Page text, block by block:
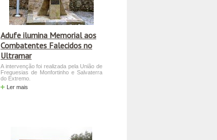
Adufe ilumina Memorial aos
Combatentes Falecidos no
Ultramar
A intervenção foi realizada pela União de
Freguesias de Monfortinho e Salvaterra
do Extremo.
Ler mais